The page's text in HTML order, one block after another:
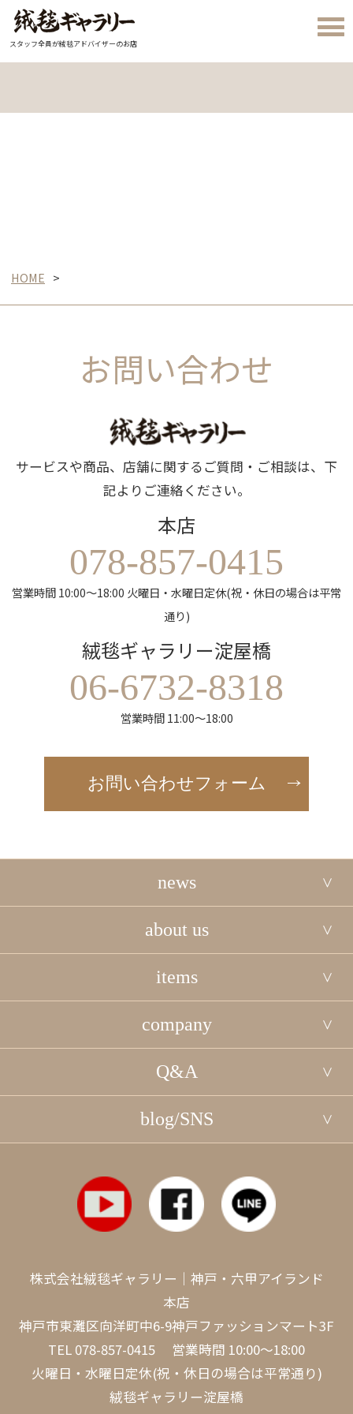
スタッフ全員が絨毯アドバイザーのお店
HOME
お問い合わせ
サービスや商品、店舗に関するご質問・ご相談は、下
記よりご連絡ください。
本店
078-857-0415
営業時間 10:00～18:00 火曜日・水曜日定休(祝・休日の場合は平常
通り)
絨毯ギャラリー淀屋橋
06-6732-8318
営業時間 11:00～18:00
お問い合わせフォーム
news
about us
items
company
Q&A
blog/SNS
株式会社絨毯ギャラリー｜神戸・六甲アイランド
本店
神戸市東灘区向洋町中6-9神戸ファッションマート3F
TEL 078-857-0415 営業時間 10:00～18:00
火曜日・水曜日定休(祝・休日の場合は平常通り)
絨毯ギャラリー淀屋橋